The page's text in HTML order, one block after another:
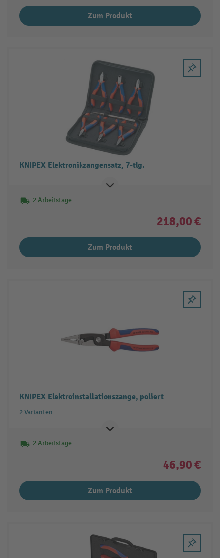
Zum Produkt
KNIPEX Elektronikzangensatz, 7-tlg.
2 Arbeitstage
218,00 €
Zum Produkt
KNIPEX Elektroinstallationszange, poliert
2 Varianten
2 Arbeitstage
46,90 €
Zum Produkt